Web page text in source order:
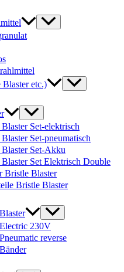
etc.)
Set-elektrisch
Set-pneumatisch
Set-Akku
Set Elektrisch Double
Bristle Blaster
Bristle Blaster
230V
reverse